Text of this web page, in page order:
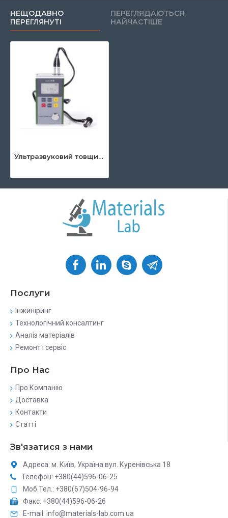
НЕЩОДАВНО
ПЕРЕГЛЯНУТІ
ПЕРЕГЛЯДАЮТЬСЯ
НАЙЧАСТІШЕ
Ультразвуковий товщиномір Leeb 330/331/332
Послуги
Інжиніринг
Технологічний консалтинг
Аналіз матеріалів
Ремонт і сервіс
Про Нас
Про Компанію
Доставка
Контакти
Статті
Зв'язатися з нами
Адреса: м. Київ, Україна вул. Куренівська 18
Телефон: +380(44)596-06-25
Моб.Тел.: +380(67)504-96-94
Факс: +380(44)596-06-26
E-mail: info@materials-lab.com.ua